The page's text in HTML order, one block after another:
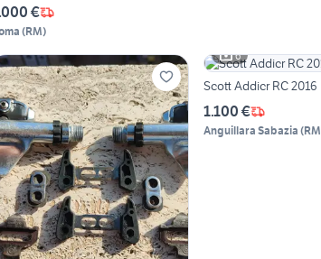
€
(RM)
6
Scott Addicr RC 2016
1.100 €
Anguillara Sabazia (RM